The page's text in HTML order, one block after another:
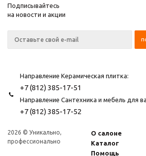
Подписывайтесь
на новости и акции
Направление Керамическая плитка:
+7 (812) 385-17-51
Направление Сантехника и мебель для
+7 (812) 385-17-52
2026 © Уникально,
профессионально
О салоне
Каталог
Помощь